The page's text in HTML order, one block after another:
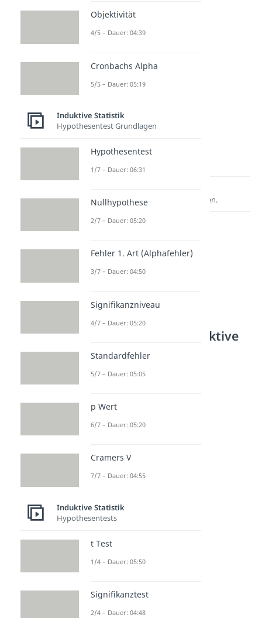
Entdecke hier deine Chancen.
Weitere Inhalte: Induktive
Statistik
ANOVA
MANOVA
Bonferroni Korrektur
Faktorenanalyse
Hauptkomponentenanalyse
Dauer: 05:20
Dauer: 05:46
Objektivität
4/5 – Dauer: 04:39
Cronbachs Alpha
5/5 – Dauer: 05:19
Induktive Statistik
Hypothesentest Grundlagen
Hypothesentest
1/7 – Dauer: 06:31
Nullhypothese
2/7 – Dauer: 05:20
Fehler 1. Art (Alphafehler)
3/7 – Dauer: 04:50
Signifikanzniveau
4/7 – Dauer: 05:20
Standardfehler
5/7 – Dauer: 05:05
p Wert
6/7 – Dauer: 05:20
Cramers V
7/7 – Dauer: 04:55
Induktive Statistik
Hypothesentests
t Test
1/4 – Dauer: 05:50
Signifikanztest
2/4 – Dauer: 04:48